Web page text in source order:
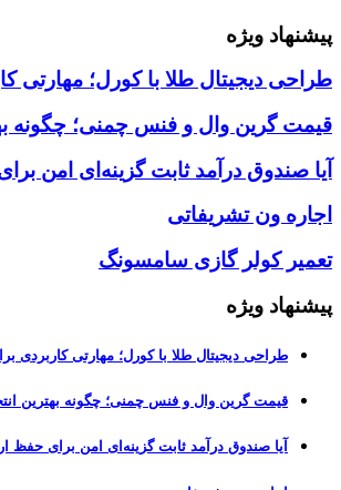
پیشنهاد ویژه
طراحی دیجیتال طلا با کورل؛ مهارتی
قیمت گرین وال و فنس چمنی؛ چگونه
آیا صندوق درآمد ثابت گزینه‌ای امن
اجاره ون تشریفاتی
تعمیر کولر گازی سامسونگ
پیشنهاد ویژه
طراحی دیجیتال طلا با کورل؛ مهارتی کاربردی
قیمت گرین وال و فنس چمنی؛ چگونه بهترین
آیا صندوق درآمد ثابت گزینه‌ای امن برای